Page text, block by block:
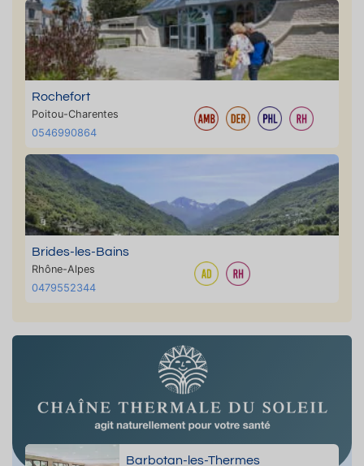
Rochefort
Poitou-Charentes
0546990864
Brides-les-Bains
Rhône-Alpes
0479552344
Barbotan-les-Thermes